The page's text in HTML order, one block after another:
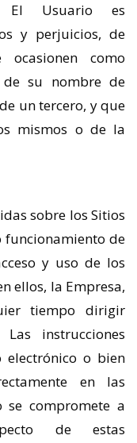
El Usuario es
y perjuicios, de
como
de su nombre de
un tercero, y que
mismos o de la
sobre los Sitios
funcionamiento de
y uso de los
ellos, la Empresa,
tiempo dirigir
instrucciones
o bien
en las
se compromete a
de estas